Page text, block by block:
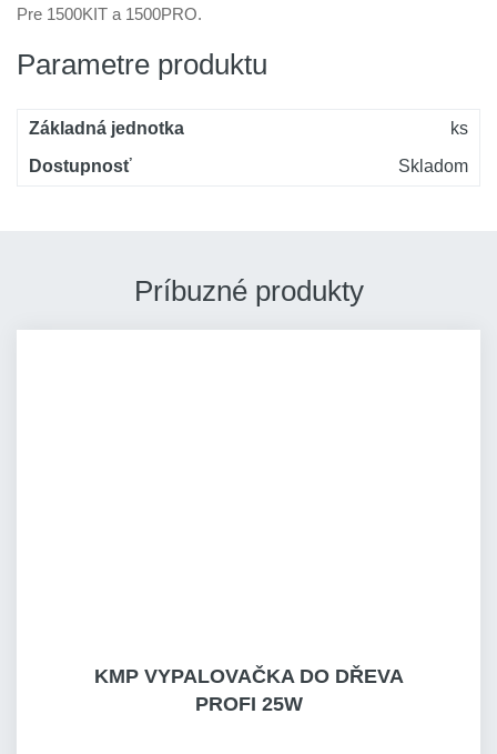
Pre 1500KIT a 1500PRO.
Parametre produktu
Základná jednotka
ks
Dostupnosť
Skladom
Príbuzné produkty
KMP VYPALOVAČKA DO DŘEVA
PROFI 25W